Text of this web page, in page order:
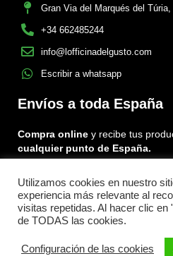
Gran Via del Marqués del Túria,
+34 662485244
info@lofficinadelgusto.com
Escribir a whatsapp
Envíos a toda España
Compra online y recibe tus
cualquier punto de España.
Encuéntranos en:
Utilizamos cookies en nuestro
experiencia más relevante al
visitas repetidas. Al hacer clic en
de TODAS las cookies.
Configuración de las cookies